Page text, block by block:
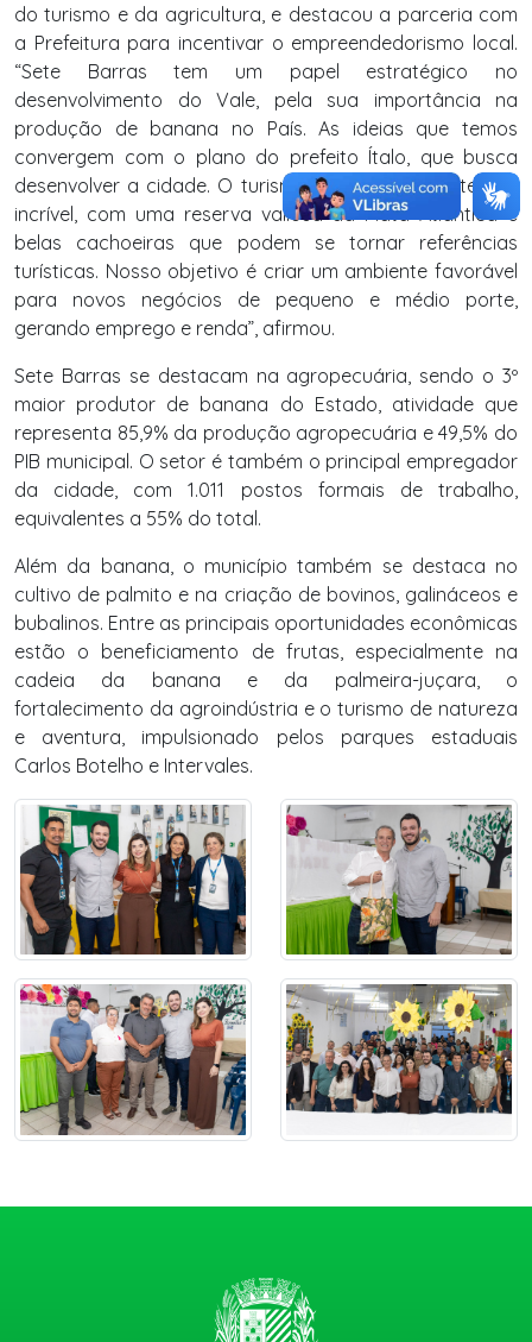
do turismo e da agricultura, e destacou a parceria com
a Prefeitura para incentivar o empreendedorismo local.
“Sete Barras tem um papel estratégico no
desenvolvimento do Vale, pela sua importância na
produção de banana no País. As ideias que temos
convergem com o plano do prefeito Ítalo, que busca
desenvolver a cidade. O turismo aqui tem um potencial
incrível, com uma reserva valiosa da Mata Atlântica e
belas cachoeiras que podem se tornar referências
turísticas. Nosso objetivo é criar um ambiente favorável
para novos negócios de pequeno e médio porte,
gerando emprego e renda”, afirmou.
Sete Barras se destacam na agropecuária, sendo o 3º
maior produtor de banana do Estado, atividade que
representa 85,9% da produção agropecuária e 49,5% do
PIB municipal. O setor é também o principal empregador
da cidade, com 1.011 postos formais de trabalho,
equivalentes a 55% do total.
Além da banana, o município também se destaca no
cultivo de palmito e na criação de bovinos, galináceos e
bubalinos. Entre as principais oportunidades econômicas
estão o beneficiamento de frutas, especialmente na
cadeia da banana e da palmeira-juçara, o
fortalecimento da agroindústria e o turismo de natureza
e aventura, impulsionado pelos parques estaduais
Carlos Botelho e Intervales.